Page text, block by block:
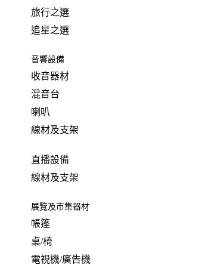
旅行之選
追星之選
音響設備
收音器材
混音台
喇叭
線材及支架
直播設備
線材及支架
展覽及市集器材
帳篷
桌/椅
電視機/廣告機